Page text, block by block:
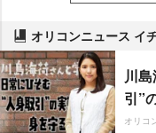
オリコンニュース イ
川
引”
オリコ